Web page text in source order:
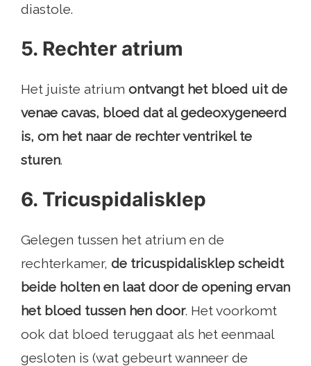
diastole.
5. Rechter atrium
Het juiste atrium ontvangt het bloed uit de
venae cavas, bloed dat al gedeoxygeneerd
is, om het naar de rechter ventrikel te
sturen.
6. Tricuspidalisklep
Gelegen tussen het atrium en de
rechterkamer, de tricuspidalisklep scheidt
beide holten en laat door de opening ervan
het bloed tussen hen door. Het voorkomt
ook dat bloed teruggaat als het eenmaal
gesloten is (wat gebeurt wanneer de